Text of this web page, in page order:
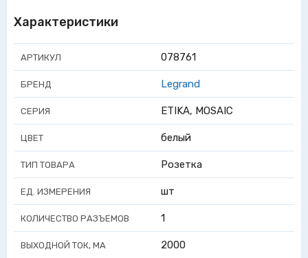
Характеристики
АРТИКУЛ 078761
БРЕНД Legrand
СЕРИЯ ETIKA, MOSAIC
ЦВЕТ белый
ТИП ТОВАРА Розетка
ЕД. ИЗМЕРЕНИЯ шт
КОЛИЧЕСТВО РАЗЪЕМОВ 1
ВЫХОДНОЙ ТОК, МА 2000